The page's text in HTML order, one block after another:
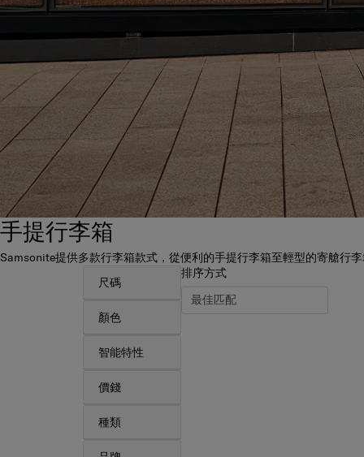
手提行李箱
Samsonite提供多款行李箱款式，從便利的手提行李箱至輕型的寄艙行
尺碼
顏色
智能特性
價錢
種類
排序方式